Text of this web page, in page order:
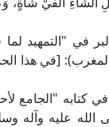
المغرب): [في هذا
الله عليه وآله